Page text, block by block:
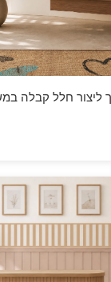
ליצור חלל קבלה